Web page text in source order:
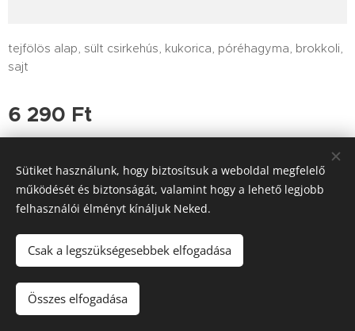
tejfölös alap, sült csirkehús, kukorica, póréhagyma, brokkoli,
sajt
6 290 Ft
Tutajos Vendéglő / A Tutajos házhoz viszi a minőséget
Információk
Sütik
Sütiket használunk, hogy biztosítsuk a weboldal megfelelő
működését és biztonságát, valamint hogy a lehető legjobb
felhasználói élményt kínáljuk Neked.
Csak a legszükségesebbek elfogadása
Összes elfogadása